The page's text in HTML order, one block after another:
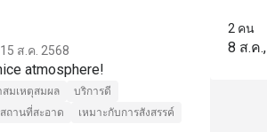
15 ส.ค. 2568
atmosphere!
สมเหตุสมผล
บริการดี
สถานที่สะอาด เหมาะกับการสังสรรค์
A
2 คน
8 ส.ค.,